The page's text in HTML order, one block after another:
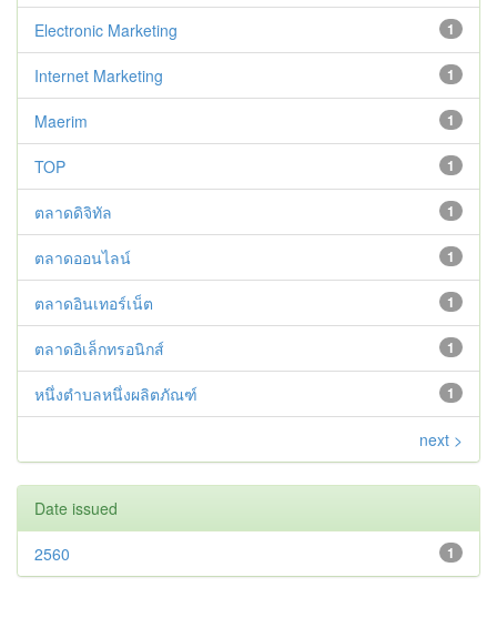
1
Electronic Marketing
1
Internet Marketing
1
Maerim
1
TOP
1
ตลาดดิจิทัล
1
ตลาดออนไลน์
1
ตลาดอินเทอร์เน็ต
1
ตลาดอิเล็กทรอนิกส์
1
หนึ่งตำบลหนึ่งผลิตภัณฑ์
next >
Date issued
1
2560